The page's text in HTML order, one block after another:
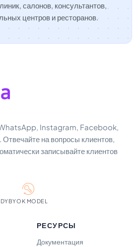
салонов, консультантов,
центров и ресторанов.
Instagram, Facebook,
Отвечайте на вопросы клиентов,
записывайте клиентов
BYOK MODEL
РЕСУРСЫ
Документация